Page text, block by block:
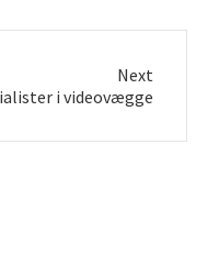
Next
i videovægge